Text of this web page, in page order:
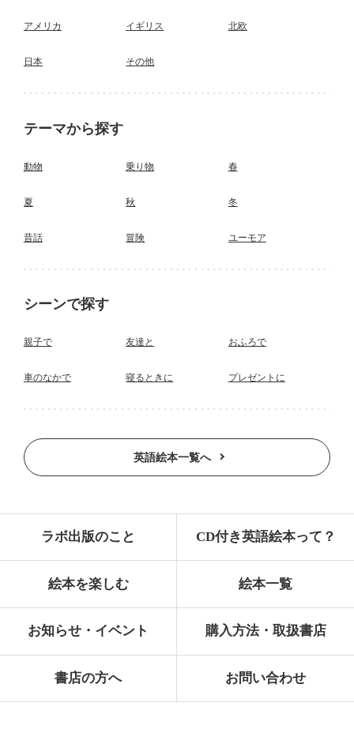
アメリカ イギリス 北欧
日本 その他
テーマから探す
動物 乗り物 春
夏 秋 冬
昔話 冒険 ユーモア
シーンで探す
親子で 友達と おふろで
車のなかで 寝るときに プレゼントに
英語絵本一覧へ
ラボ出版のこと CD付き英語絵本って？
絵本を楽しむ 絵本一覧
お知らせ・イベント 購入方法・取扱書店
書店の方へ お問い合わせ